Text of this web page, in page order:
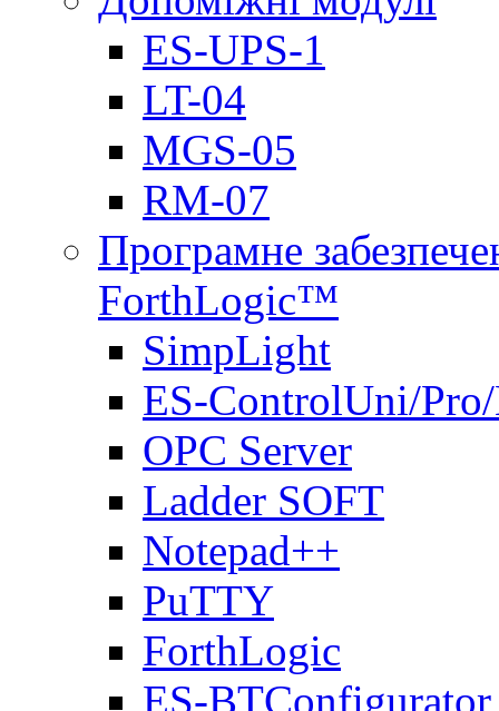
ES-UPS-1
LT-04
МGS-05
RM-07
Програмне
ForthLogic™
SimpLight
ES-ControlUni/
OPC Server
Ladder SOFT
Notepad++
PuTTY
ForthLogic
ES-BTConfigurator